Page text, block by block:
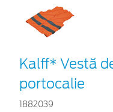
Kalff* Vestă
portocalie
1882039